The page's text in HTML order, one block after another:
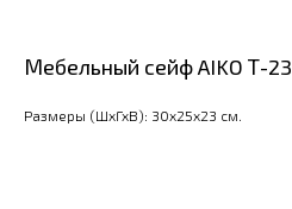
Мебельный сейф AIKO Т-23
Размеры (ШхГхВ): 30x25x23 см.